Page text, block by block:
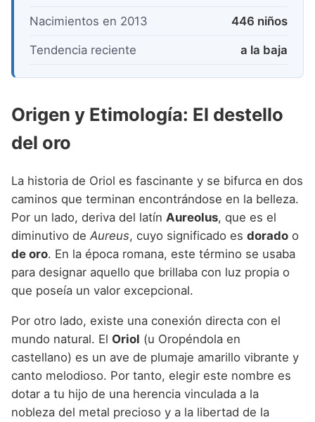
Nacimientos en 2013 446 niños
Tendencia reciente a la baja
Origen y Etimología: El destello
del oro
La historia de Oriol es fascinante y se bifurca en dos
caminos que terminan encontrándose en la belleza.
Por un lado, deriva del latín Aureolus, que es el
diminutivo de Aureus, cuyo significado es dorado o
de oro. En la época romana, este término se usaba
para designar aquello que brillaba con luz propia o
que poseía un valor excepcional.
Por otro lado, existe una conexión directa con el
mundo natural. El Oriol (u Oropéndola en
castellano) es un ave de plumaje amarillo vibrante y
canto melodioso. Por tanto, elegir este nombre es
dotar a tu hijo de una herencia vinculada a la
nobleza del metal precioso y a la libertad de la